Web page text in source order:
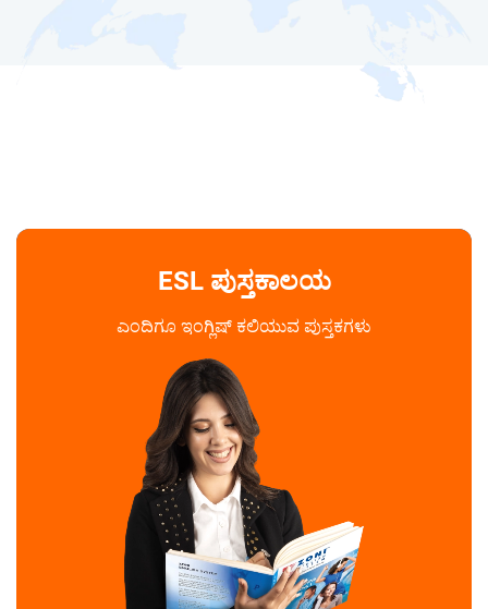
ESL ಪುಸ್ತಕಾಲಯ
ಎಂದಿಗೂ ಇಂಗ್ಲಿಷ್ ಕಲಿಯುವ ಪುಸ್ತಕಗಳು